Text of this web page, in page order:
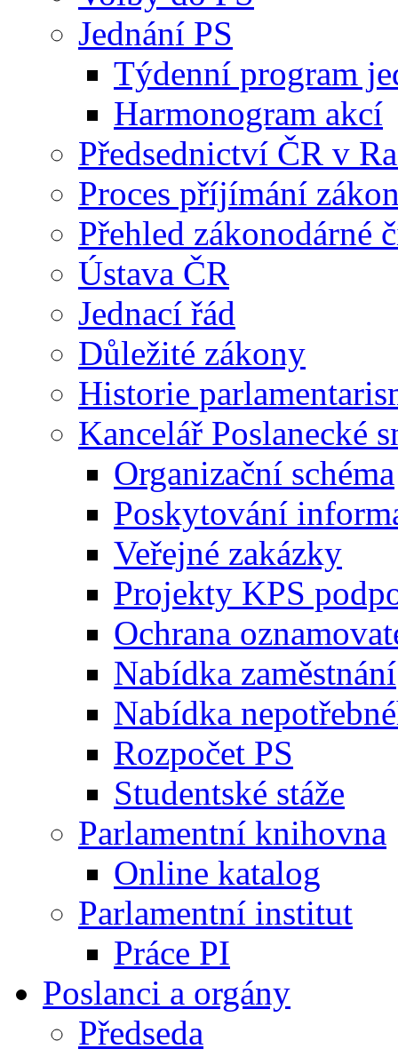
Jednání PS
Týdenní program
Harmonogram akcí
Předsednictví ČR v
Proces příjímání
Přehled zákonodárné
Ústava ČR
Jednací řád
Důležité zákony
Historie
Kancelář Poslanecké
Organizační schéma
Poskytování
Veřejné zakázky
Projekty KPS
Ochrana
Nabídka zaměstnání
Nabídka
Rozpočet PS
Studentské stáže
Parlamentní knihovna
Online katalog
Parlamentní institut
Práce PI
Poslanci a orgány
Předseda